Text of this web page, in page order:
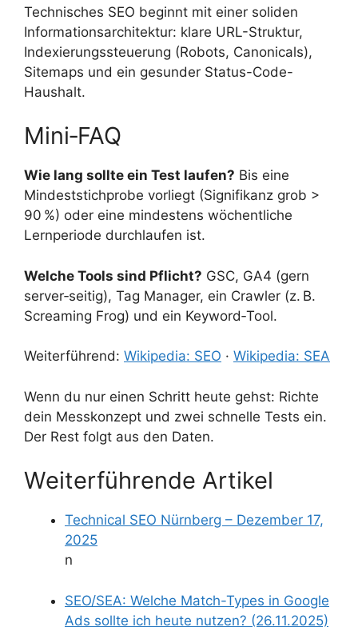
Technisches SEO beginnt mit einer soliden
Informationsarchitektur: klare URL-Struktur,
Indexierungssteuerung (Robots, Canonicals),
Sitemaps und ein gesunder Status-Code-
Haushalt.
Mini‑FAQ
Wie lang sollte ein Test laufen? Bis eine
Mindeststichprobe vorliegt (Signifikanz grob >
90 %) oder eine mindestens wöchentliche
Lernperiode durchlaufen ist.
Welche Tools sind Pflicht? GSC, GA4 (gern
server‑seitig), Tag Manager, ein Crawler (z. B.
Screaming Frog) und ein Keyword‑Tool.
Weiterführend: Wikipedia: SEO · Wikipedia: SEA
Wenn du nur einen Schritt heute gehst: Richte
dein Messkonzept und zwei schnelle Tests ein.
Der Rest folgt aus den Daten.
Weiterführende Artikel
Technical SEO Nürnberg – Dezember 17,
2025
n
SEO/SEA: Welche Match-Types in Google
Ads sollte ich heute nutzen? (26.11.2025)